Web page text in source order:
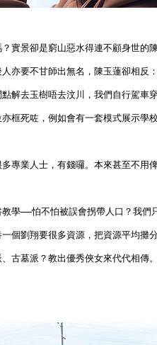
實景卻是窮山惡水得連不顧身世
亦要不甘師出無名，陳玉蓮卻相反
點解去玉樹唔去汶川，我們自行駕
亦框死咗，例如會有一套模式展示
專業人士，有錢囉。本來甚至不用
教學——怕不怕被誤會拐帶人口？我
一個劉翔要很多資源，把資源平均
古墓派？教出優秀俠女來代代相傳